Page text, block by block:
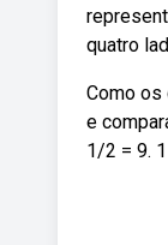
quatro
Como os
e
1/2 = 9.